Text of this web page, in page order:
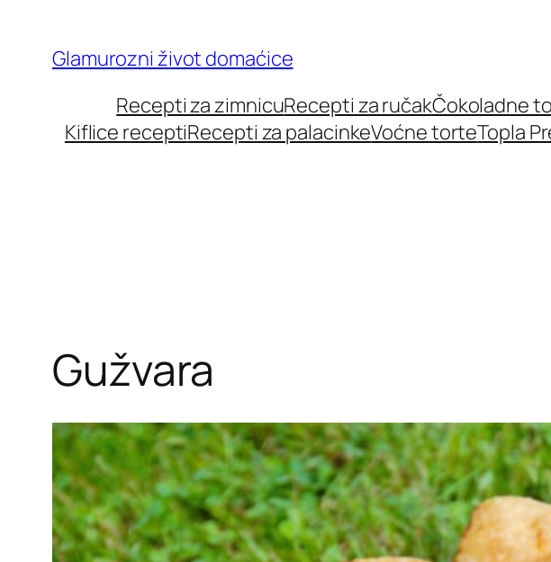
content
Glamurozni život domaćice
Recepti za zimnicuRecepti za ručakČokoladne
Kiflice receptiRecepti za palacinkeVoćne torteTopla
Gužvara